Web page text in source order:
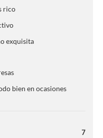
rico
exquisita
bien en ocasiones
7